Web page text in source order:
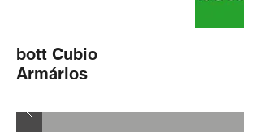
bott Cubio
Armários